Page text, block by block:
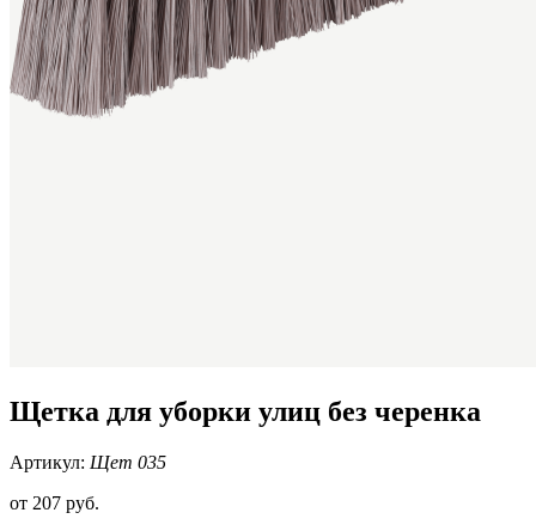
Щетка для уборки улиц без черенка
Артикул: Щет 035
от 207 руб.